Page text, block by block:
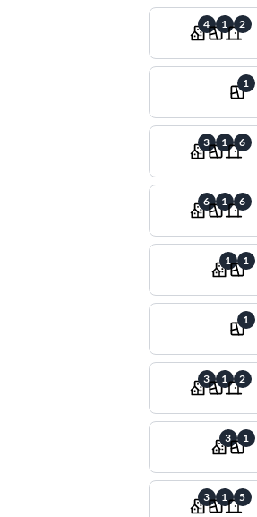
4 1 2
1
3 1 6
6 1 6
1 1
1
3 1 2
3 1
3 1 5